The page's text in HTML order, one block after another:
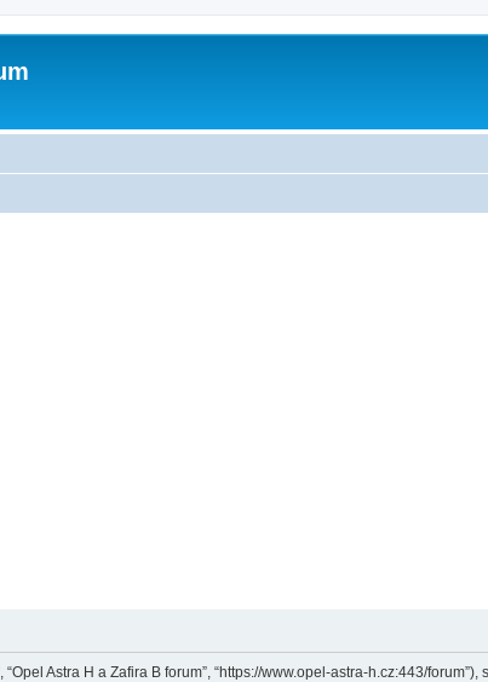
“Opel Astra H a Zafira B forum”, “https://www.opel-astra-h.cz:443/